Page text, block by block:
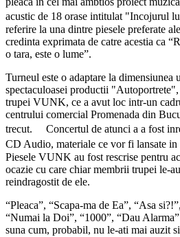
acustic de 18 orase intitulat
referire la una dintre piesele preferate
credinta exprimata de catre acestia ca
o tara, este o lume”.
Turneul este o adaptare la dimensiunea
spectaculoasei productii
trupei VUNK, ce a avut loc intr-un
centrului comercial Promenada din
trecut. Concertul de atunci a a fost
CD Audio, materiale ce vor fi lansate
Piesele VUNK au fost rescrise pentru
ocazie cu care chiar membrii trupei le-
reindragostit de ele.
“Pleaca”, “Scapa-ma de Ea”, “Asa
“Numai la Doi”, “1000”, “Dau
suna cum, probabil, nu le-ati mai auzit